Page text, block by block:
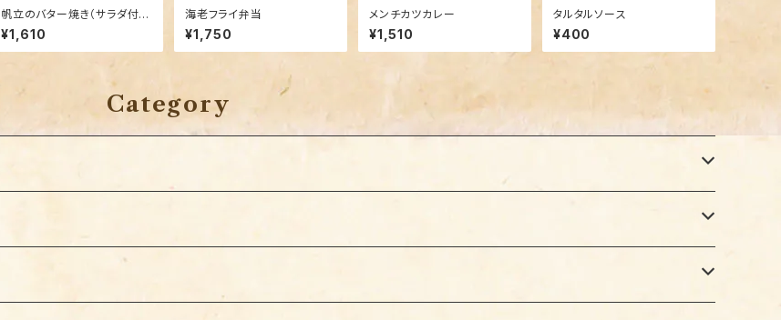
帆立のバター焼き（サラダ付
き）
¥1,610
海老フライ弁当
¥1,750
メンチカツカレー
¥1,510
タルタルソース
¥400
Category